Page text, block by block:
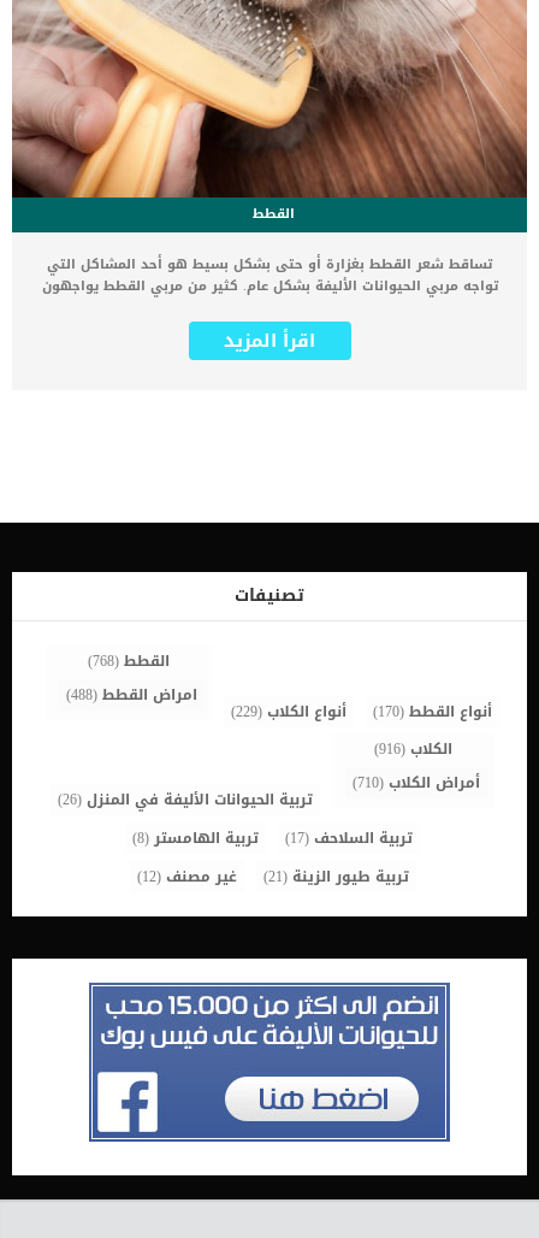
القطط
تساقط شعر القطط بغزارة أو حتى بشكل بسيط هو أحد المشاكل التي
تواجه مربي الحيوانات الأليفة بشكل عام. كثير من مربي القطط يواجهون
عدم معرفة أسباب سقوط الشعر بغزارة في فترات معينة في حيواناتهم
المحببة لهم. القطط تتميز بفرائها الطويل الناعم الملمس و البراق الذي
وشرح الحالة له لمعرفة اسلوب العلاج المناسب. أسباب تساقط شعر
بشكل طبيعي وعادي بسبب تغير الفصول، حيث ان القطط تقوم بتغيير
شعرها موسميا لتتكيف مع البيئة المحيطة بها. لذلك قد تلاحظ سقوط
شعر القطة بكثرة في فترات دخول فصل الربيع أو دخول فصل الخريف.
اقرأ المزيد
تصنيفات
أنواع القطط(170) أنواع الكلاب(229)
القطط(768)
امراض القطط(488)
الكلاب(916)
أمراض الكلاب(710)
تربية الحيوانات الأليفة في المنزل(26)
تربية السلاحف(17) تربية الهامستر(8)
تربية طيور الزينة (21) غير مصنف(12)